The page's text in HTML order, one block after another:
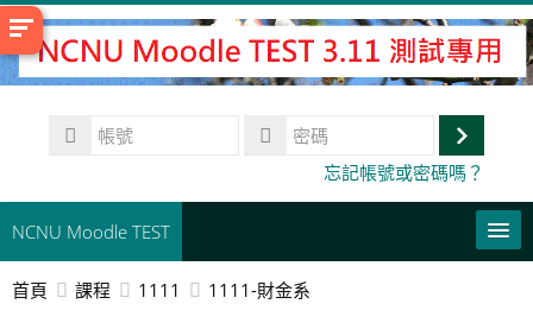
跳
至
主
登
忘記帳號或密碼嗎？
NCNU Moodle TEST
常用連結
首頁 課程 1111 1111-財金系